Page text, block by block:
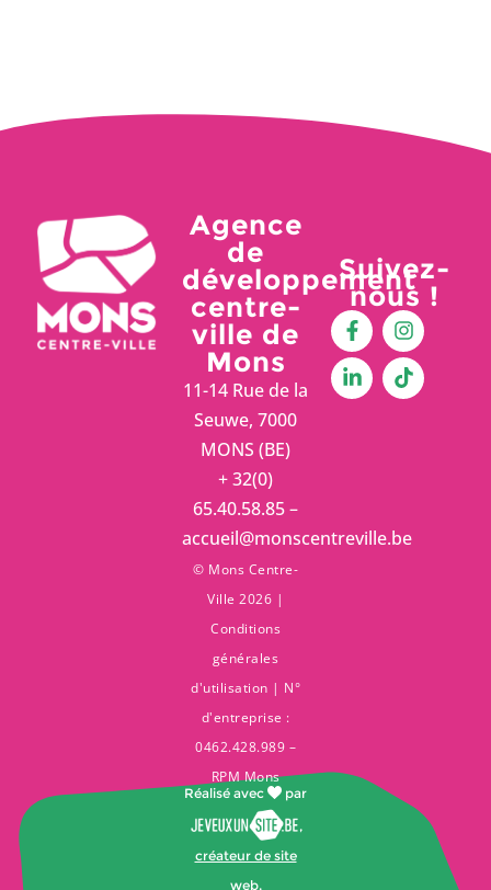
Agence
de
développement
centre-
ville de
Mons
11-14 Rue de la
Seuwe, 7000
MONS (BE)
+ 32(0)
65.40.58.85 –
accueil@monscentreville.be
© Mons Centre-
Ville 2026 |
Conditions
générales
d'utilisation | N°
d'entreprise :
0462.428.989 –
RPM Mons
Réalisé avec par
,
créateur de site
web.
Suivez-
nous !